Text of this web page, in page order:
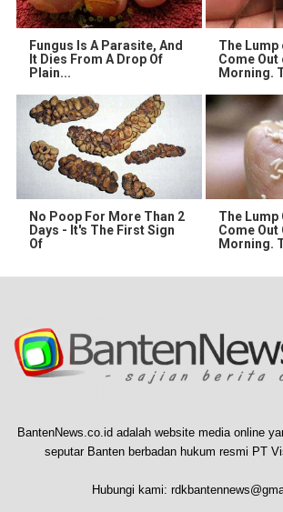
Fungus Is A Parasite, And
It Dies From A Drop Of
Plain...
The Lump
Come Out
Morning.
No Poop For More Than 2
Days - It's The First Sign
Of
The Lump
Come Out
Morning.
BantenNews.co.id adalah website media online
seputar Banten berbadan hukum resmi PT
Hubungi kami: